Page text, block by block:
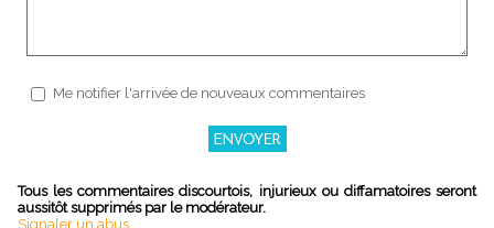
Me notifier l'arrivée de nouveaux commentaires
Tous les commentaires discourtois, injurieux ou diffamatoires seront
aussitôt supprimés par le modérateur.
Signaler un abus